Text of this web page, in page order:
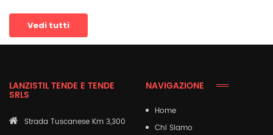
Vedi tutti
LANZISTIL TENDE E TENDE
SRLS
Strada Tuscanese Km 3,300
NAVIGAZIONE
Home
Chi Siamo